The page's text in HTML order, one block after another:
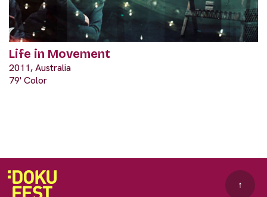
Life in Movement
2011, Australia
79' Color
↑